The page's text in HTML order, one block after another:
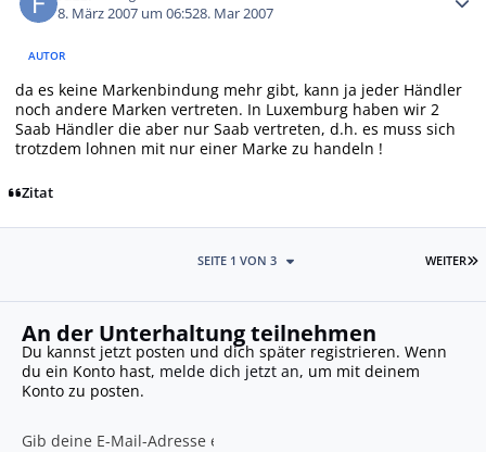
8. März 2007 um 06:528. Mar 2007
AUTOR
da es keine Markenbindung mehr gibt, kann ja jeder Händler
noch andere Marken vertreten. In Luxemburg haben wir 2
Saab Händler die aber nur Saab vertreten, d.h. es muss sich
trotzdem lohnen mit nur einer Marke zu handeln !
Zitat
WEITER
SEITE 1 VON 3
An der Unterhaltung teilnehmen
Du kannst jetzt posten und dich später registrieren. Wenn
du ein Konto hast, melde dich jetzt an, um mit deinem
Konto zu posten.